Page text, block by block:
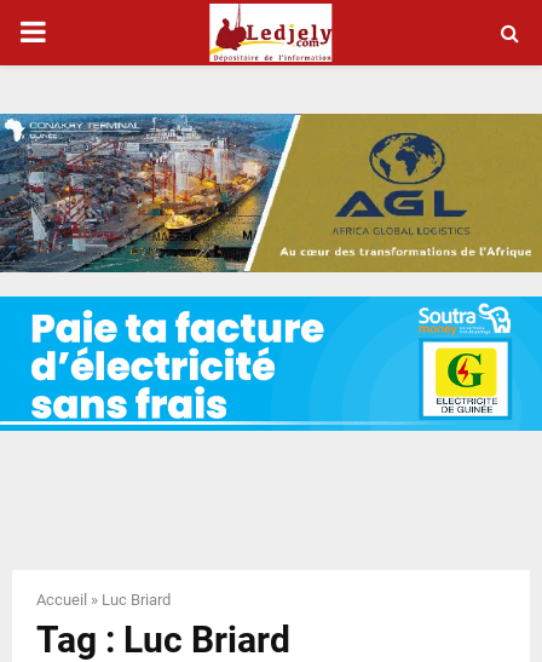
P
I
M
A
R
Y
N
Accueil » Luc Briard
Tag : Luc Briard